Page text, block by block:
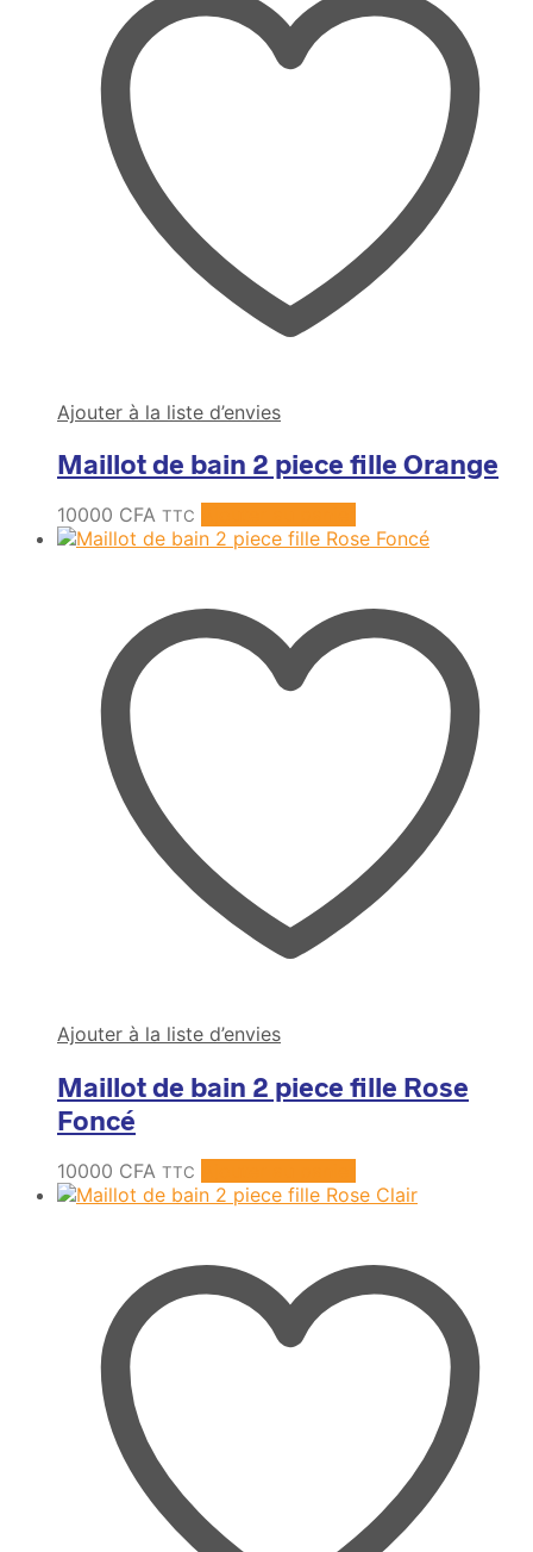
Ajouter à la liste d’envies
Maillot de bain 2 piece fille Orange
10000 CFA TTC
Ajouter à la liste d’envies
Maillot de bain 2 piece fille Rose
Foncé
10000 CFA TTC